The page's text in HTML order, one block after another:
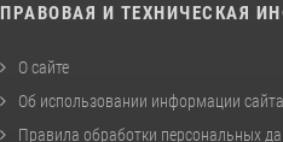
ПРАВОВАЯ И ТЕХНИЧЕСКАЯ
О сайте
Об использовании информации сайта
Правила обработки персональных